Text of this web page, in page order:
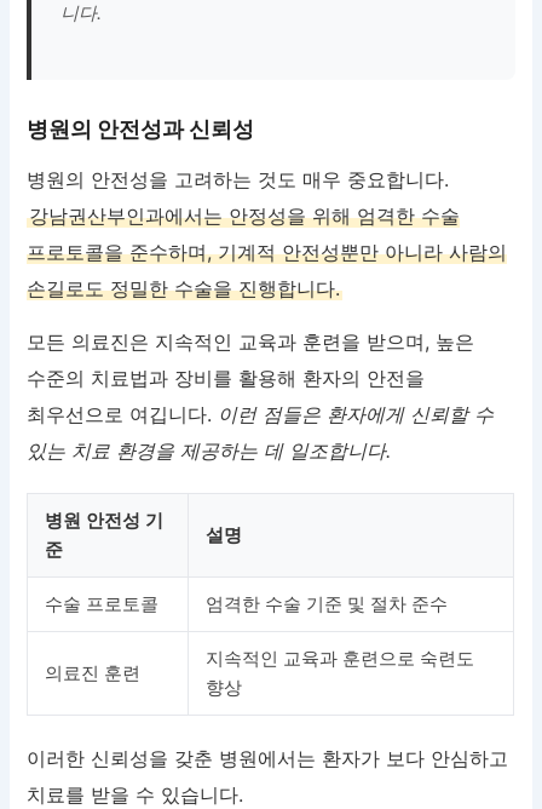
니다.
병원의 안전성과 신뢰성
병원의 안전성을 고려하는 것도 매우 중요합니다.
강남권산부인과에서는 안정성을 위해 엄격한 수술
프로토콜을 준수하며, 기계적 안전성뿐만 아니라 사람의
손길로도 정밀한 수술을 진행합니다.
모든 의료진은 지속적인 교육과 훈련을 받으며, 높은
수준의 치료법과 장비를 활용해 환자의 안전을
최우선으로 여깁니다. 이런 점들은 환자에게 신뢰할 수
있는 치료 환경을 제공하는 데 일조합니다.
병원 안전성 기
준
설명
수술 프로토콜 엄격한 수술 기준 및 절차 준수
의료진 훈련
지속적인 교육과 훈련으로 숙련도
향상
이러한 신뢰성을 갖춘 병원에서는 환자가 보다 안심하고
치료를 받을 수 있습니다.